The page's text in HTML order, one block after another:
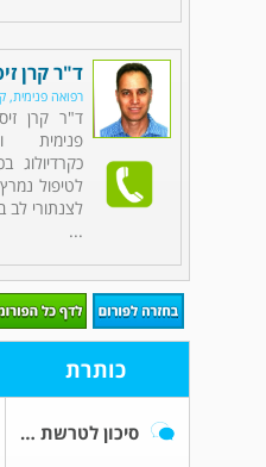
ד"ר קרן
רפואה פנימית,
ד"ר קרן
פנימית
כקרדיולוג
לטיפול
לצנתורי לב
...
כותרת
סיכון לטרשת עורקים - אופציה לטיפול לא תרופתי